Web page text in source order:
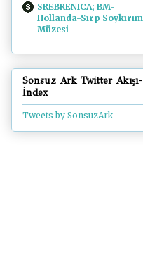
SREBRENICA; BM-
Hollanda-Sırp Soykırım
Müzesi
Sonsuz Ark Twitter Akışı-
İndex
Tweets by SonsuzArk